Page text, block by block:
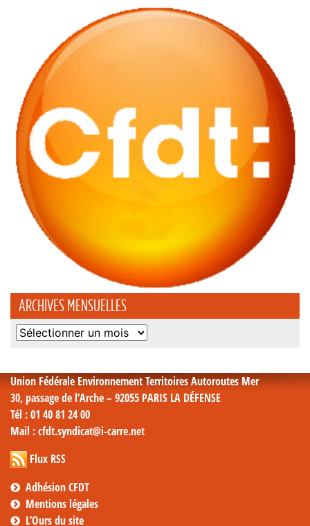
ARCHIVES MENSUELLES
Archives
Union Fédérale Environnement Territoires Autoroutes Mer
30, passage de l’Arche – 92055 PARIS LA DÉFENSE
Tél : 01 40 81 24 00
Mail : cfdt.syndicat@i-carre.net
Flux RSS
Adhésion CFDT
Mentions légales
L’Ours du site